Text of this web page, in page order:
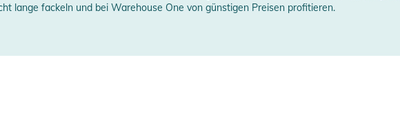
für Sprintrennen, Downwind-Fahrten und
anzeigen
lange fackeln und bei Warehouse One von günstigen Preisen profitieren.